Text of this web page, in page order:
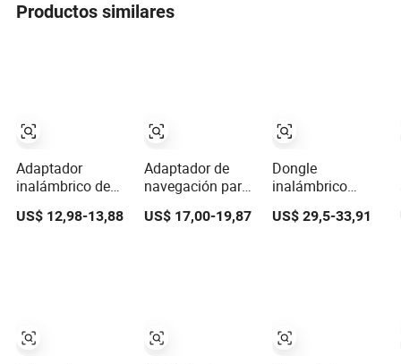
Productos similares
Adaptador
inalámbrico de
para Carplay
US$ 12,98-13,88
Adaptador de
navegación para
USB para
US$ 17,00-19,87
Dongle
inalámbrico
Auto Smart Link
US$ 29,5-33,91